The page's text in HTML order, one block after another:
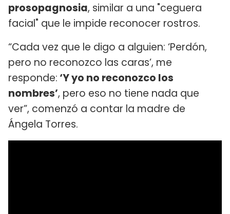
prosopagnosia, similar a una "ceguera
facial" que le impide reconocer rostros.
“Cada vez que le digo a alguien: ‘Perdón,
pero no reconozco las caras’, me
responde: ‘Y yo no reconozco los
nombres’, pero eso no tiene nada que
ver”, comenzó a contar la madre de
Ángela Torres.